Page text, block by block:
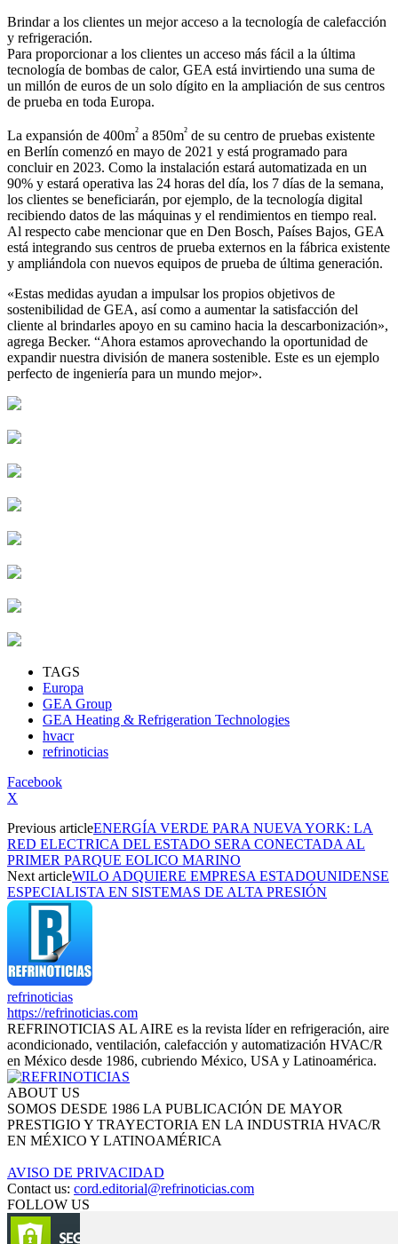
Brindar a los clientes un mejor acceso a la tecnología de calefacción
y refrigeración.
Para proporcionar a los clientes un acceso más fácil a la última
tecnología de bombas de calor, GEA está invirtiendo una suma de
un millón de euros de un solo dígito en la ampliación de sus centros
de prueba en toda Europa.
La expansión de 400m² a 850m² de su centro de pruebas existente
en Berlín comenzó en mayo de 2021 y está programado para
concluir en 2023. Como la instalación estará automatizada en un
90% y estará operativa las 24 horas del día, los 7 días de la semana,
los clientes se beneficiarán, por ejemplo, de la tecnología digital
recibiendo datos de las máquinas y el rendimientos en tiempo real.
Al respecto cabe mencionar que en Den Bosch, Países Bajos, GEA
está integrando sus centros de prueba externos en la fábrica existente
y ampliándola con nuevos equipos de prueba de última generación.
«Estas medidas ayudan a impulsar los propios objetivos de
sostenibilidad de GEA, así como a aumentar la satisfacción del
cliente al brindarles apoyo en su camino hacia la descarbonización»,
agrega Becker. “Ahora estamos aprovechando la oportunidad de
expandir nuestra división de manera sostenible. Este es un ejemplo
perfecto de ingeniería para un mundo mejor».
TAGS
Europa
GEA Group
GEA Heating & Refrigeration Technologies
hvacr
refrinoticias
Facebook
X
Previous articleENERGÍA VERDE PARA NUEVA YORK: LA
RED ELECTRICA DEL ESTADO SERA CONECTADA AL
PRIMER PARQUE EOLICO MARINO
Next articleWILO ADQUIERE EMPRESA ESTADOUNIDENSE
ESPECIALISTA EN SISTEMAS DE ALTA PRESIÓN
refrinoticias
https://refrinoticias.com
REFRINOTICIAS AL AIRE es la revista líder en refrigeración, aire
acondicionado, ventilación, calefacción y automatización HVAC/R
en México desde 1986, cubriendo México, USA y Latinoamérica.
ABOUT US
SOMOS DESDE 1986 LA PUBLICACIÓN DE MAYOR
PRESTIGIO Y TRAYECTORIA EN LA INDUSTRIA HVAC/R
EN MÉXICO Y LATINOAMÉRICA
AVISO DE PRIVACIDAD
Contact us: cord.editorial@refrinoticias.com
FOLLOW US